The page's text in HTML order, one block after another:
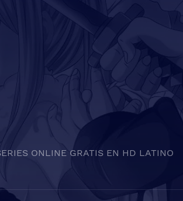
ONLINE GRATIS EN HD LATINO